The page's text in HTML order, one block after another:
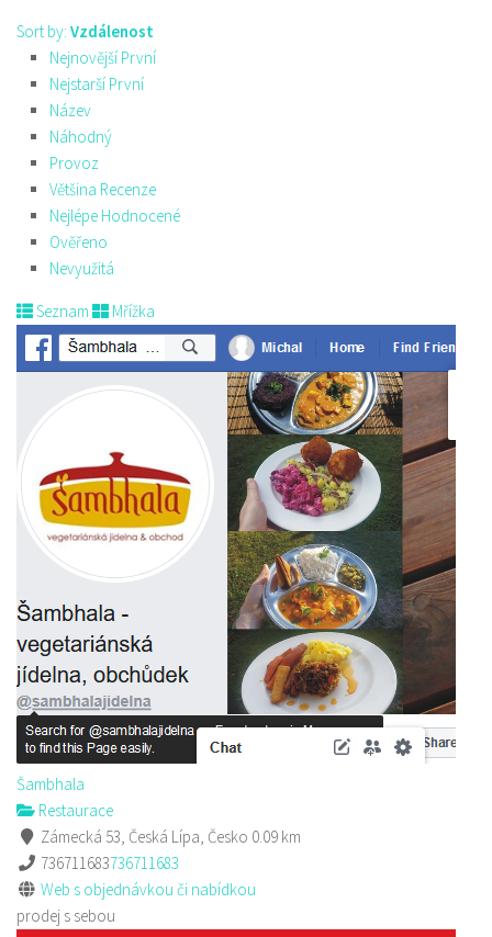
Sort by: Vzdálenost
Nejnovější První
Nejstarší První
Název
Náhodný
Provoz
Většina Recenze
Nejlépe Hodnocené
Ověřeno
Nevyužitá
Seznam Mřížka
Šambhala
Restaurace
Zámecká 53, Česká Lípa, Česko 0.09 km
736711683736711683
Web s objednávkou či nabídkou
prodej s sebou